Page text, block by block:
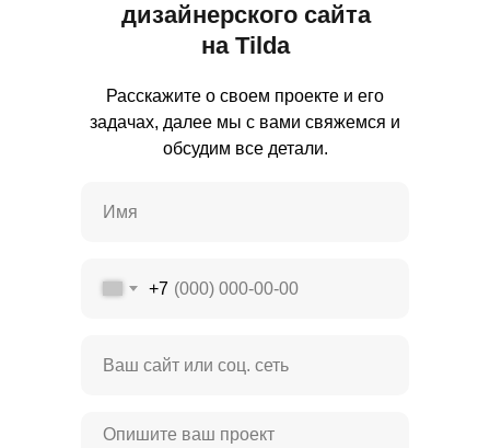
дизайнерского сайта
на Tilda
Расскажите о своем проекте и его
задачах, далее мы с вами свяжемся и
обсудим все детали.
+7